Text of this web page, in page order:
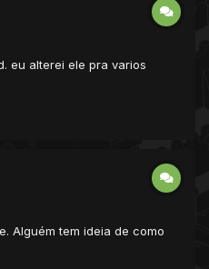
eu alterei ele pra varios
Alguém tem ideia de como